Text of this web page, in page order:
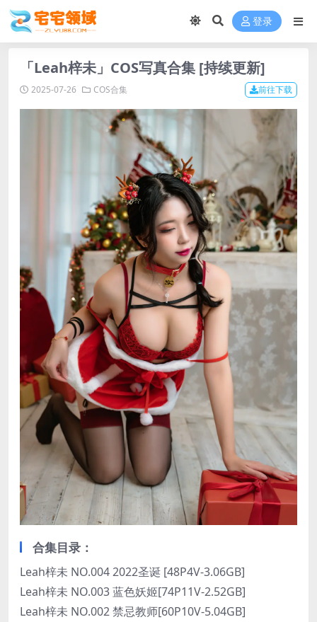
登录
「Leah梓未」COS写真合集 [持续更新]
2025-07-26 COS合集 前往下载
合集目录：
Leah梓未 NO.004 2022圣诞 [48P4V-3.06GB]
Leah梓未 NO.003 蓝色妖姬[74P11V-2.52GB]
Leah梓未 NO.002 禁忌教师[60P10V-5.04GB]